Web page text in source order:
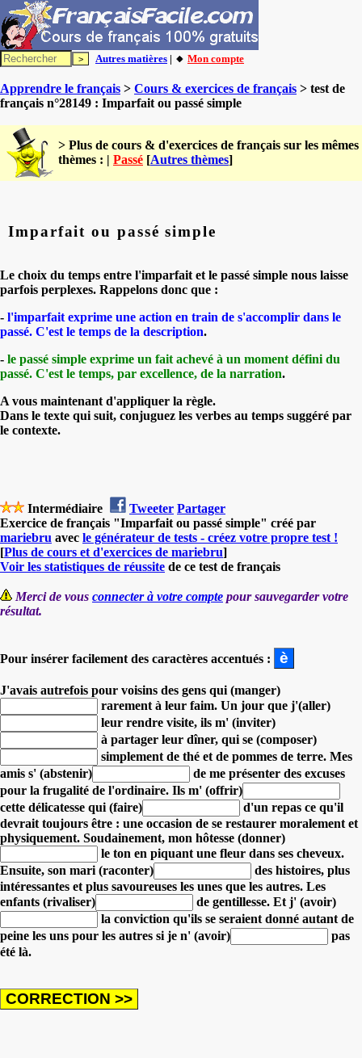
Autres matières | 🔸 Mon compte
Apprendre le français > Cours & exercices de français > test de
français n°28149 : Imparfait ou passé simple
> Plus de cours & d'exercices de français sur les mêmes
thèmes : | Passé [Autres thèmes]
Imparfait ou passé simple
Le choix du temps entre l'imparfait et le passé simple nous laisse
parfois perplexes. Rappelons donc que :
- l'imparfait exprime une action en train de s'accomplir dans le
passé. C'est le temps de la description.
- le passé simple exprime un fait achevé à un moment défini du
passé. C'est le temps, par excellence, de la narration.
A vous maintenant d'appliquer la règle.
Dans le texte qui suit, conjuguez les verbes au temps suggéré par
le contexte.
Intermédiaire Tweeter Partager
Exercice de français "Imparfait ou passé simple" créé par
mariebru avec le générateur de tests - créez votre propre test !
[Plus de cours et d'exercices de mariebru]
Voir les statistiques de réussite de ce test de français
Merci de vous connecter à votre compte pour sauvegarder votre
résultat.
Pour insérer facilement des caractères accentués :
J'avais autrefois pour voisins des gens qui (manger)
rarement à leur faim. Un jour que j'(aller)
leur rendre visite, ils m' (inviter)
à partager leur dîner, qui se (composer)
simplement de thé et de pommes de terre. Mes
amis s' (abstenir)
de me présenter des excuses
pour la frugalité de l'ordinaire. Ils m' (offrir)
cette délicatesse qui (faire)
d'un repas ce qu'il
devrait toujours être : une occasion de se restaurer moralement et
physiquement. Soudainement, mon hôtesse (donner)
le ton en piquant une fleur dans ses cheveux.
Ensuite, son mari (raconter)
des histoires, plus
intéressantes et plus savoureuses les unes que les autres. Les
enfants (rivaliser)
de gentillesse. Et j' (avoir)
la conviction qu'ils se seraient donné autant de
peine les uns pour les autres si je n' (avoir)
pas
été là.